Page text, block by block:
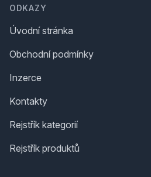
ODKAZY
Úvodní stránka
Obchodní podmínky
Inzerce
Kontakty
Rejstřík kategorií
Rejstřík produktů